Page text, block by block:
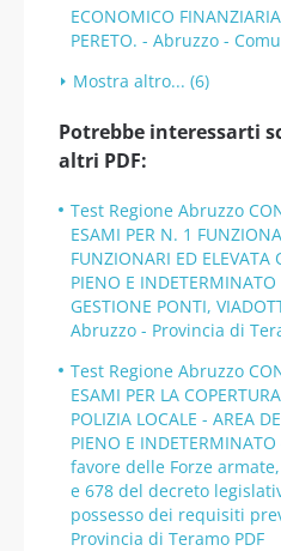
ECONOMICO
PERETO. - Abruzzo -
Mostra altro... (6)
Potrebbe interessarti
altri PDF:
Test Regione Abruzzo
ESAMI PER N. 1
FUNZIONARI ED ELEVATA
PIENO E
GESTIONE PONTI,
Abruzzo - Provincia di
Test Regione Abruzzo
ESAMI PER LA
POLIZIA LOCALE - AREA
PIENO E
favore delle Forze
e 678 del decreto
possesso dei requisiti
Provincia di Teramo PDF